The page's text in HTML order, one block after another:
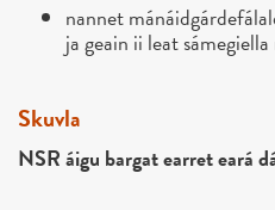
nannet
ja geain ii leat
Skuvla
NSR áigu bargat earret eará